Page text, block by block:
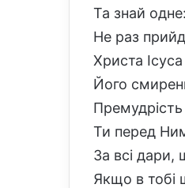
Та знай
Не раз
Христа
Його
Ти перед
За всі дари,
Якщо в тобі